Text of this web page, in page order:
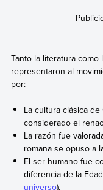
Tanto la literatura
representaron al
por:
La cultura clásica
considerado el
La razón fue
romana se opuso a
El ser humano fue
diferencia de la
universo).